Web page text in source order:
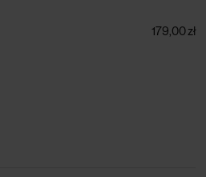
179,00 zł